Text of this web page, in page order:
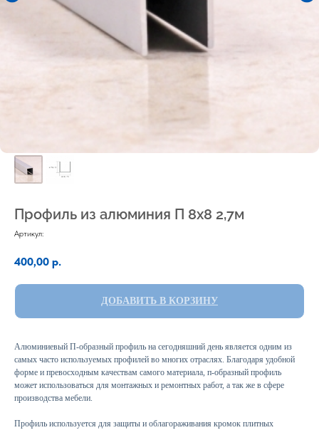
Профиль из алюминия П 8х8 2,7м
Артикул:
400,00 р.
ДОБАВИТЬ В КОРЗИНУ
Алюминиевый П-образный профиль на сегодняшний день является одним из
самых часто используемых профилей во многих отраслях. Благодаря удобной
форме и превосходным качествам самого материала, п-образный профиль
может использоваться для монтажных и ремонтных работ, а так же в сфере
производства мебели.
Профиль используется для защиты и облагораживания кромок плитных